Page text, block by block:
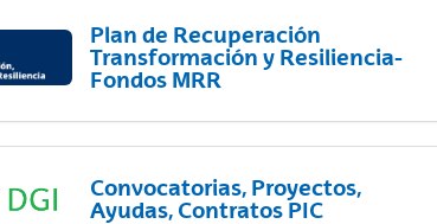
Plan de Recuperación
Transformación y Resiliencia-
Fondos MRR
Convocatorias, Proyectos,
Ayudas, Contratos PIC